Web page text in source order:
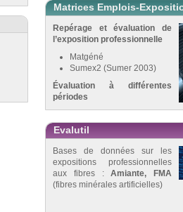
Matrices Emplois-
Repérage et évaluation de
l’exposition professionnelle
Matgéné
Sumex2 (Sumer 2003)
Évaluation à différentes
périodes
Evalutil
Bases de données sur les
expositions professionnelles
aux fibres :Amiante, FMA
(fibres minérales artificielles)